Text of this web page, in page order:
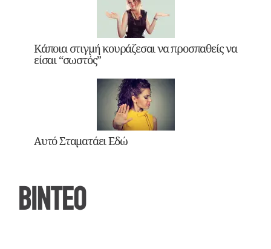
Κάποια στιγμή κουράζεσαι να προσπαθείς να
είσαι “σωστός”
Αυτό Σταματάει Εδώ
ΒΙΝΤΕΟ